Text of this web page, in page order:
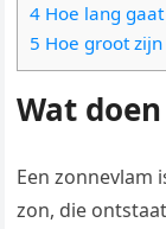
4 Hoe lang
5 Hoe groot
Wat
Een zonnevlam
zon, die